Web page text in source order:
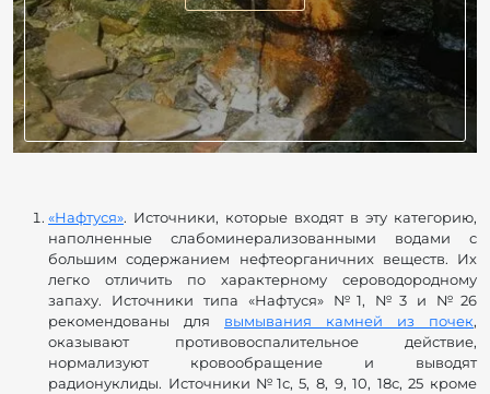
«Нафтуся». Источники, которые входят в эту категорию,
наполненные слабоминерализованными водами с
большим содержанием нефтеорганичних веществ. Их
легко отличить по характерному сероводородному
запаху. Источники типа «Нафтуся» №1, №3 и №26
рекомендованы для вымывания камней из почек,
оказывают противовоспалительное действие,
нормализуют кровообращение и выводят
радионуклиды. Источники №1с, 5, 8, 9, 10, 18с, 25 кроме